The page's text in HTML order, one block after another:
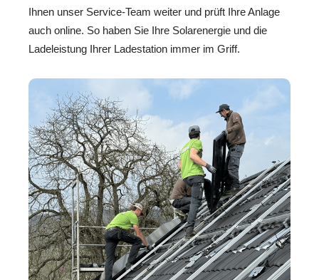
Ihnen unser Service-Team weiter und prüft Ihre Anlage
auch online. So haben Sie Ihre Solarenergie und die
Ladeleistung Ihrer Ladestation immer im Griff.